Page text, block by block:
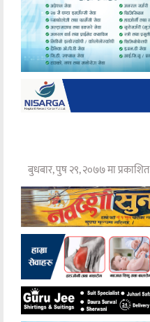
बुधबार, पुष २९, २०७७ मा प्रकाशित